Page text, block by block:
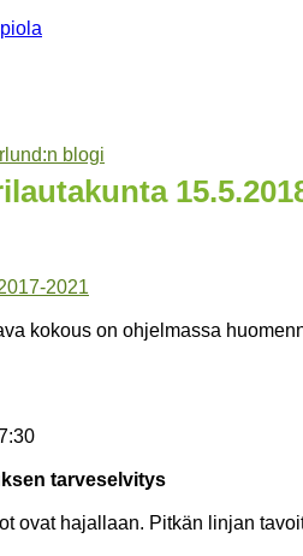
blogi
2021
kokous on ohjelmassa
tarveselvitys
ovat hajallaan. Pitkän linjan